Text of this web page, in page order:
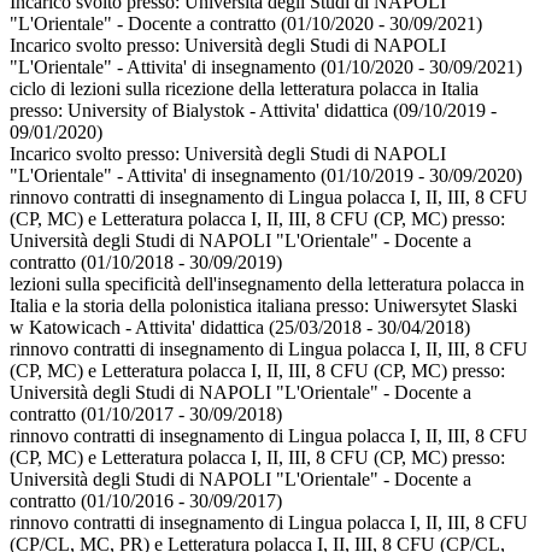
"L'Orientale" - Docente a contratto (01/10/2020 - 30/09/2021)
Incarico svolto presso: Università degli Studi di NAPOLI
"L'Orientale" - Attivita' di insegnamento (01/10/2020 - 30/09/2021)
ciclo di lezioni sulla ricezione della letteratura polacca in Italia
presso: University of Bialystok - Attivita' didattica (09/10/2019 -
09/01/2020)
Incarico svolto presso: Università degli Studi di NAPOLI
"L'Orientale" - Attivita' di insegnamento (01/10/2019 - 30/09/2020)
rinnovo contratti di insegnamento di Lingua polacca I, II, III, 8 CFU
(CP, MC) e Letteratura polacca I, II, III, 8 CFU (CP, MC) presso:
Università degli Studi di NAPOLI "L'Orientale" - Docente a
contratto (01/10/2018 - 30/09/2019)
lezioni sulla specificità dell'insegnamento della letteratura polacca in
Italia e la storia della polonistica italiana presso: Uniwersytet Slaski
w Katowicach - Attivita' didattica (25/03/2018 - 30/04/2018)
rinnovo contratti di insegnamento di Lingua polacca I, II, III, 8 CFU
(CP, MC) e Letteratura polacca I, II, III, 8 CFU (CP, MC) presso:
Università degli Studi di NAPOLI "L'Orientale" - Docente a
contratto (01/10/2017 - 30/09/2018)
rinnovo contratti di insegnamento di Lingua polacca I, II, III, 8 CFU
(CP, MC) e Letteratura polacca I, II, III, 8 CFU (CP, MC) presso:
Università degli Studi di NAPOLI "L'Orientale" - Docente a
contratto (01/10/2016 - 30/09/2017)
rinnovo contratti di insegnamento di Lingua polacca I, II, III, 8 CFU
(CP/CL, MC, PR) e Letteratura polacca I, II, III, 8 CFU (CP/CL,